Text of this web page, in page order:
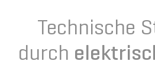
Technische
durch